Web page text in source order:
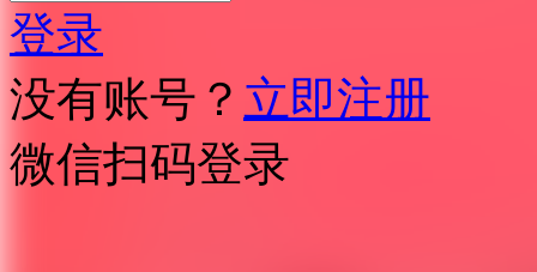
登录
没有账号？ 立即注册
微信扫码登录